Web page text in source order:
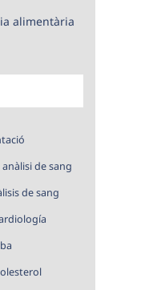
alimentària
anàlisi de sang
de sang